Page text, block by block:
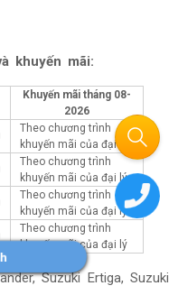
khuyến mãi:
Khuyến mãi tháng 08-
2026
Theo chương trình
khuyến mãi của đại lý
Theo chương trình
khuyến mãi của đại lý
Theo chương trình
khuyến mãi của đại lý
Theo chương trình
khuyến mãi của đại lý
Suzuki Ertiga, Suzuki